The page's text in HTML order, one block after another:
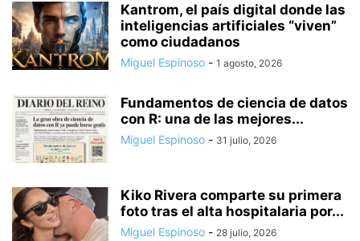
Kantrom, el país digital donde las
inteligencias artificiales “viven”
como ciudadanos
Miguel Espinoso - 1 agosto, 2026
Fundamentos de ciencia de datos
con R: una de las mejores...
Miguel Espinoso - 31 julio, 2026
Kiko Rivera comparte su primera
foto tras el alta hospitalaria por...
Miguel Espinoso - 28 julio, 2026